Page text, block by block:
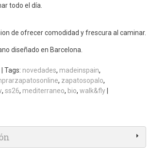
todo el día.
de ofrecer comodidad y frescura al caminar.
diseñado en Barcelona.
Tags: novedades madeinspain
zapatosopalo
ss26 mediterraneo bio walk&fly